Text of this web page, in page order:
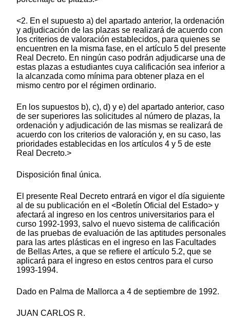
<2. En el supuesto a) del apartado anterior, la ordenación
y adjudicación de las plazas se realizará de acuerdo con
los criterios de valoración establecidos, para quienes se
encuentren en la misma fase, en el artículo 5 del presente
Real Decreto. En ningún caso podrán adjudicarse una de
estas plazas a estudiantes cuya calificación sea inferior a
la alcanzada como mínima para obtener plaza en el
mismo centro por el régimen ordinario.
En los supuestos b), c), d) y e) del apartado anterior, caso
de ser superiores las solicitudes al número de plazas, la
ordenación y adjudicación de las mismas se realizará de
acuerdo con los criterios de valoración y, en su caso, las
prioridades establecidas en los artículos 4 y 5 de este
Real Decreto.>
Disposición final única.
El presente Real Decreto entrará en vigor el día siguiente
al de su publicación en el <Boletín Oficial del Estado> y
afectará al ingreso en los centros universitarios para el
curso 1992-1993, salvo el nuevo sistema de calificación
de las pruebas de evaluación de las aptitudes personales
para las artes plásticas en el ingreso en las Facultades
de Bellas Artes, a que se refiere el artículo 5.2, que se
aplicará para el ingreso en estos centros para el curso
1993-1994.
Dado en Palma de Mallorca a 4 de septiembre de 1992.
JUAN CARLOS R.